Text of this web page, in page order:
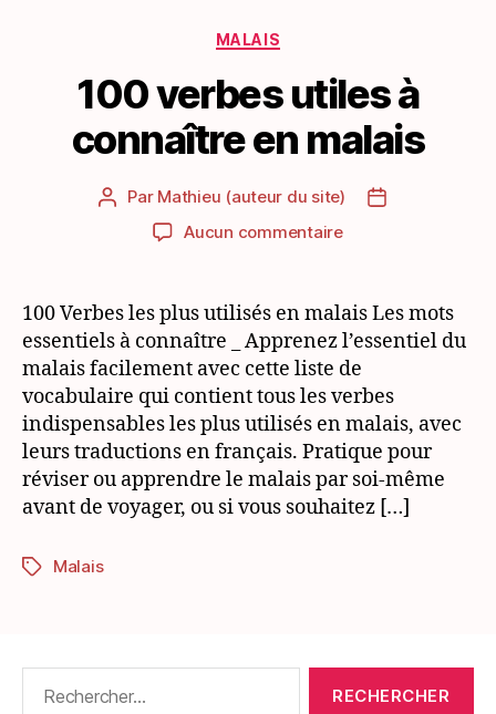
Catégories
MALAIS
100 verbes utiles à
connaître en malais
Auteur
l’article
Par Mathieu (auteur du site)
Date
Aucun commentairesur
utiles
à
connaître
en
malais
100 Verbes les plus utilisés en malais Les mots
essentiels à connaître _ Apprenez l’essentiel du
malais facilement avec cette liste de
vocabulaire qui contient tous les verbes
indispensables les plus utilisés en malais, avec
leurs traductions en français. Pratique pour
réviser ou apprendre le malais par soi-même
avant de voyager, ou si vous souhaitez […]
Étiquettes
Malais